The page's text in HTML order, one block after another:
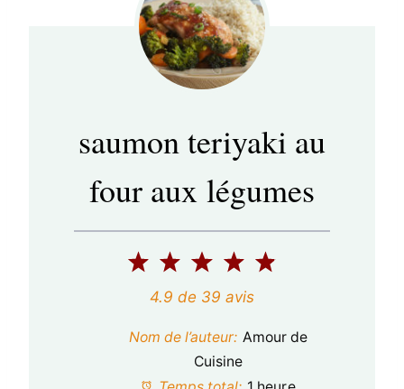
saumon teriyaki au
four aux légumes
5
t
4
é
t
3
é
t
o
2
é
t
1
é
t
4.9 de 39 avis
Nom de l’auteur: Amour de
Cuisine